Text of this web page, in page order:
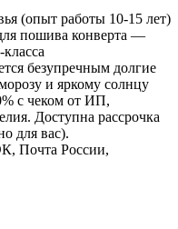
(опыт работы 10-15 лет)
пошива конверта —
безупречным долгие
и яркому солнцу
с чеком от ИП,
Доступна рассрочка
для вас).
Почта России,